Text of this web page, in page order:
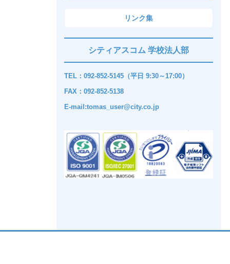
リンク集
シティアスコム 学校法人部
TEL：092-852-5145（平日 9:30～17:00）
FAX：092-852-5138
E-mail:tomas_user@city.co.jp